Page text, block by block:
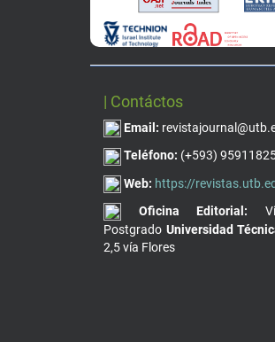
| Contáctos
Email:
Teléfono: (+593)
Web: https://
Oficina Editorial:
Postgrado Universidad
2,5 vía Flores